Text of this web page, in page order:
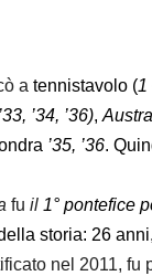
a tennistavolo (1
’34, ’36),
’35, ’36.
fu il 1° pontefice
storia: 26
nel 2011, fu